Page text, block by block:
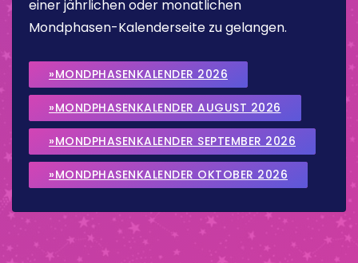
einer jährlichen oder monatlichen
Mondphasen-Kalenderseite zu gelangen.
»MONDPHASENKALENDER 2026
»MONDPHASENKALENDER AUGUST 2026
»MONDPHASENKALENDER SEPTEMBER 2026
»MONDPHASENKALENDER OKTOBER 2026